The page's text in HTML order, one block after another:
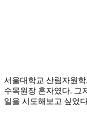
서울대학교 산림자원
수목원장 혼자였다. 그
일을 시도해보고 싶었